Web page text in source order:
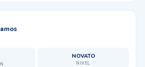
NOVATO
NIVEL